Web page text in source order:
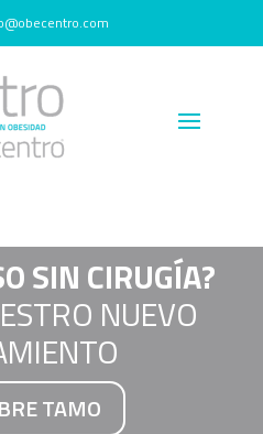
SIN CIRUGÍA?
NUEVO
TAMO